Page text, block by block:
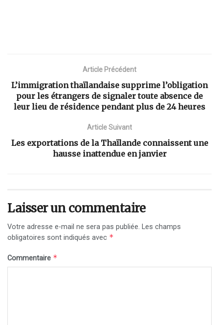
Article Précédent
L’immigration thaïlandaise supprime l’obligation
pour les étrangers de signaler toute absence de
leur lieu de résidence pendant plus de 24 heures
Article Suivant
Les exportations de la Thaïlande connaissent une
hausse inattendue en janvier
Laisser un commentaire
Votre adresse e-mail ne sera pas publiée. Les champs
obligatoires sont indiqués avec *
Commentaire *